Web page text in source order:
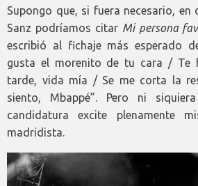
Supongo que, si fuera necesario, en
Sanz podríamos citar Mi persona
escribió al fichaje más esperado
gusta el morenito de tu cara / Te
tarde, vida mía / Se me corta la
siento, Mbappé”. Pero ni
candidatura excite plenamente
madridista.